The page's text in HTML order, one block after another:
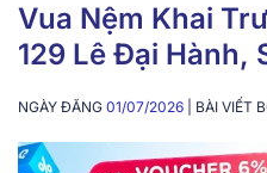
Vua Nệm Khai
129 Lê Đại Hành,
NGÀY ĐĂNG 01/07/2026 | BÀI VIẾT